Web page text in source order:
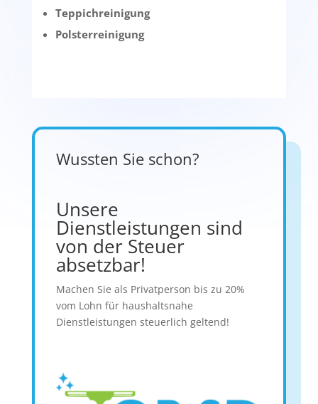
Teppichreinigung
Polsterreinigung
Wussten Sie schon?
Unsere
Dienstleistungen sind
von der Steuer
absetzbar!
Machen Sie als Privatperson bis zu 20%
vom Lohn für haushaltsnahe
Dienstleistungen steuerlich geltend!